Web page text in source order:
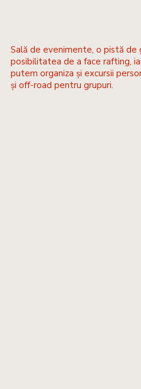
Sală de evenimente, o pistă de
posibilitatea de a face rafting,
putem organiza și excursii
și off-road pentru grupuri.